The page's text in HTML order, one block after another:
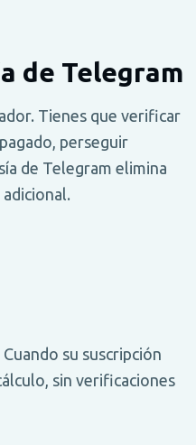
de Telegram
Tienes que verificar
perseguir
de Telegram elimina
su suscripción
sin verificaciones